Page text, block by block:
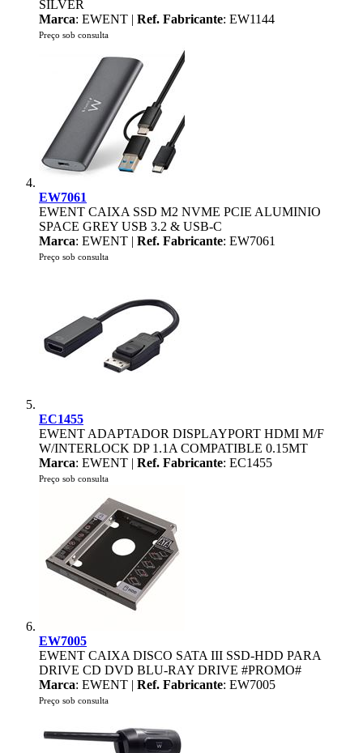
SILVER
Marca: EWENT | Ref. Fabricante: EW1144
Preço sob consulta
EW7061
EWENT CAIXA SSD M2 NVME PCIE ALUMINIO
SPACE GREY USB 3.2 & USB-C
Marca: EWENT | Ref. Fabricante: EW7061
Preço sob consulta
EC1455
EWENT ADAPTADOR DISPLAYPORT HDMI M/F
W/INTERLOCK DP 1.1A COMPATIBLE 0.15MT
Marca: EWENT | Ref. Fabricante: EC1455
Preço sob consulta
EW7005
EWENT CAIXA DISCO SATA III SSD-HDD PARA
DRIVE CD DVD BLU-RAY DRIVE #PROMO#
Marca: EWENT | Ref. Fabricante: EW7005
Preço sob consulta